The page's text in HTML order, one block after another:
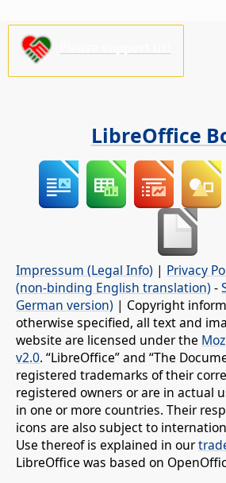
LibreOffice
Impressum (Legal Info) | Privacy
(non-binding English translation) -
German version) | Copyright
otherwise specified, all text and
website are licensed under the
v2.0. “LibreOffice” and “The
registered trademarks of their
registered owners or are in actual
in one or more countries. Their
icons are also subject to
Use thereof is explained in our
LibreOffice was based on